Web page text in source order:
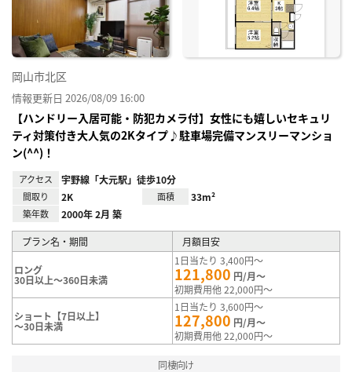
岡山市北区
情報更新日 2026/08/09 16:00
【ハンドリー入居可能・防犯カメラ付】女性にも嬉しいセキュリ
ティ対策付き大人気の2Kタイプ♪駐車場完備マンスリーマンショ
ン(^^)！
アクセス 宇野線「大元駅」徒歩10分
間取り 2K 面積 33m²
築年数 2000年 2月 築
プラン名・期間 月額目安
ロング
30日以上～360日未満
1日当たり 3,400円～
121,800 円/月～
初期費用他 22,000円～
ショート【7日以上】
～30日未満
1日当たり 3,600円～
127,800 円/月～
初期費用他 22,000円～
同棲向け